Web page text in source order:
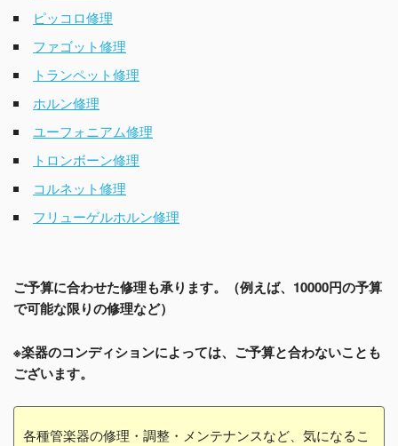
ピッコロ修理
ファゴット修理
トランペット修理
ホルン修理
ユーフォニアム修理
トロンボーン修理
コルネット修理
フリューゲルホルン修理
ご予算に合わせた修理も承ります。（例えば、10000円の予算
で可能な限りの修理など）
※楽器のコンディションによっては、ご予算と合わないことも
ございます。
各種管楽器の修理・調整・メンテナンスなど、気になるこ